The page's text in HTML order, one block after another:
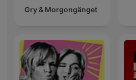
Gry & Morgongänget